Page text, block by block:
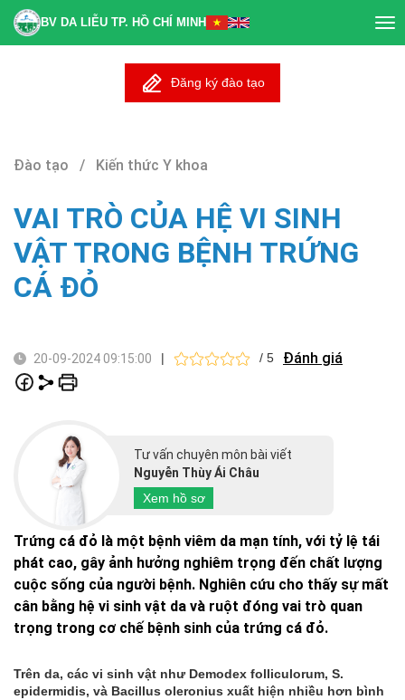
BV DA LIỄU TP. HỒ CHÍ MINH
Đăng ký đào tạo
Đào tạo / Kiến thức Y khoa
VAI TRÒ CỦA HỆ VI SINH
VẬT TRONG BỆNH TRỨNG
CÁ ĐỎ
20-09-2024 09:15:00 | / 5 Đánh giá
Tư vấn chuyên môn bài viết
Nguyễn Thùy Ái Châu
Xem hồ sơ
Trứng cá đỏ là một bệnh viêm da mạn tính, với tỷ lệ tái
phát cao, gây ảnh hưởng nghiêm trọng đến chất lượng
cuộc sống của người bệnh. Nghiên cứu cho thấy sự mất
cân bằng hệ vi sinh vật da và ruột đóng vai trò quan
trọng trong cơ chế bệnh sinh của trứng cá đỏ.
Trên da, các vi sinh vật như Demodex folliculorum, S.
epidermidis, và Bacillus oleronius xuất hiện nhiều hơn bình